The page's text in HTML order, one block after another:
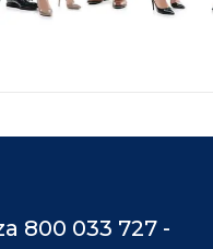
800 033 727 -